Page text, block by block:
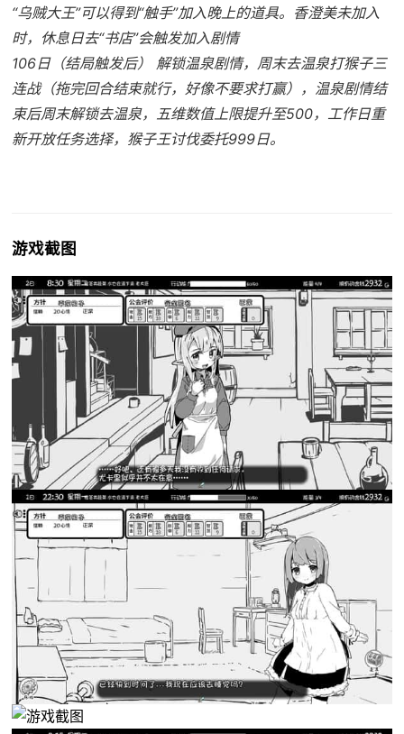
“乌贼大王”可以得到“触手”加入晚上的道具。香澄美未加入
时，休息日去“书店”会触发加入剧情
106日（结局触发后） 解锁温泉剧情，周末去温泉打猴子三
连战（拖完回合结束就行，好像不要求打赢），温泉剧情结
束后周末解锁去温泉，五维数值上限提升至500，工作日重
新开放任务选择，猴子王讨伐委托999日。
游戏截图